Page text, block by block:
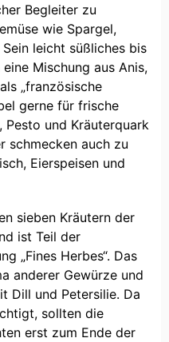
Begleiter zu
wie Spargel,
leicht süßliches bis
Mischung aus Anis,
„französische
gerne für frische
Pesto und Kräuterquark
schmecken auch zu
Eierspeisen und
sieben Kräutern der
ist Teil der
„Fines Herbes“. Das
anderer Gewürze und
Dill und Petersilie. Da
sollten die
erst zum Ende der